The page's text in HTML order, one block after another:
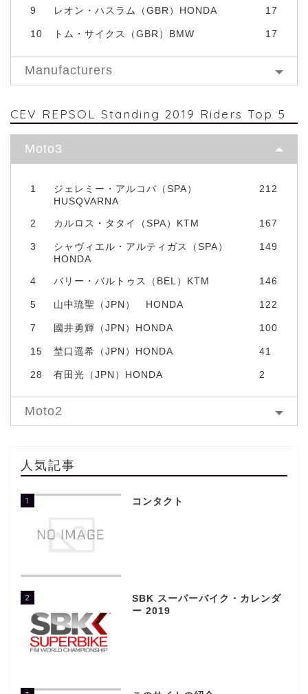
9 レオン・ハスラム（GBR）HONDA 17
10 トム・サイクス（GBR）BMW 17
Manufacturers
CEV REPSOL Standing 2019 Riders Top 5
Moto3
1
ジェレミー・アルコバ（SPA）
HUSQVARNA
212
2 カルロス・タタイ（SPA）KTM 167
3
シャヴィエル・アルティガス（SPA）
HONDA
149
4 バリー・バルトゥス（BEL）KTM 146
5 山中琉聖（JPN） HONDA 122
7 國井勇輝（JPN）HONDA 100
15 埜口遥希（JPN）HONDA 41
28 有田光（JPN）HONDA 2
Moto2
人気記事
1 コンタクト
2
SBK スーパーバイク・カレンダ
ー 2019